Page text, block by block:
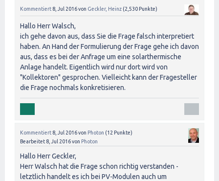
Kommentiert 8, Jul 2016von Geckler, Heinz (2,530 Punkte)
Hallo Herr Walsch,
ich gehe davon aus, dass Sie die Frage falsch interpretiert
haben. An Hand der Formulierung der Frage gehe ich davon
aus, dass es bei der Anfrage um eine solarthermische
Anlage handelt. Eigentlich wird nur dort wird von
"Kollektoren" gesprochen. Vielleicht kann der Fragesteller
die Frage nochmals konkretisieren.
Kommentiert 8, Jul 2016von Photon (12 Punkte)
Bearbeitet 8, Jul 2016von Photon
Hallo Herr Geckler,
Herr Walsch hat die Frage schon richtig verstanden -
letztlich handelt es ich bei PV-Modulen auch um